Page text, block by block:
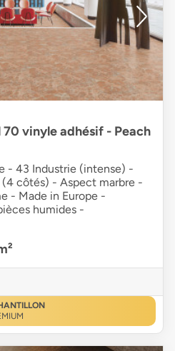
vinyle adhésif - Peach
- 43 Industrie (intense) -
côtés) - Aspect marbre -
- Made in Europe -
humides -